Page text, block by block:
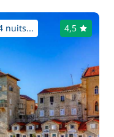
nuits... 4,5